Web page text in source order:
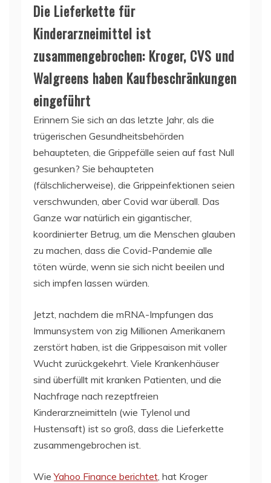
Die Lieferkette für
Kinderarzneimittel ist
zusammengebrochen: Kroger, CVS und
Walgreens haben Kaufbeschränkungen
eingeführt
Erinnern Sie sich an das letzte Jahr, als die
trügerischen Gesundheitsbehörden
behaupteten, die Grippefälle seien auf fast Null
gesunken? Sie behaupteten
(fälschlicherweise), die Grippeinfektionen seien
verschwunden, aber Covid war überall. Das
Ganze war natürlich ein gigantischer,
koordinierter Betrug, um die Menschen glauben
zu machen, dass die Covid-Pandemie alle
töten würde, wenn sie sich nicht beeilen und
sich impfen lassen würden.
Jetzt, nachdem die mRNA-Impfungen das
Immunsystem von zig Millionen Amerikanern
zerstört haben, ist die Grippesaison mit voller
Wucht zurückgekehrt. Viele Krankenhäuser
sind überfüllt mit kranken Patienten, und die
Nachfrage nach rezeptfreien
Kinderarzneimitteln (wie Tylenol und
Hustensaft) ist so groß, dass die Lieferkette
zusammengebrochen ist.
WieYahoo Finance berichtet , hat Kroger